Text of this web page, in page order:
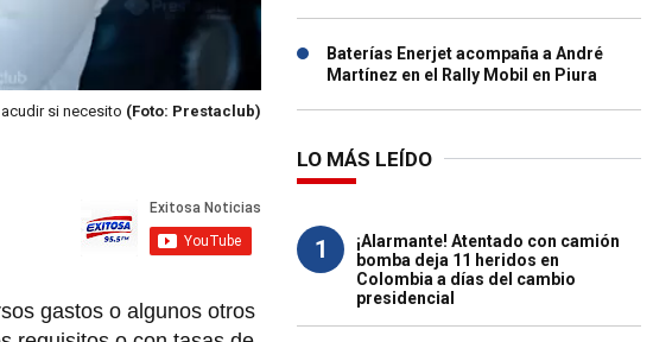
si necesito (Foto: Prestaclub)
gastos o algunos otros
Baterías Enerjet acompaña a André
Martínez en el Rally Mobil en Piura
LO MÁS LEÍDO
1
¡Alarmante! Atentado con camión
bomba deja 11 heridos en
Colombia a días del cambio
presidencial